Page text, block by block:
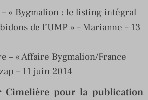
– « Bygmalion : le listing intégral
de l’UMP » – Marianne – 13
– « Affaire Bygmalion/France
– 11 juin 2014
Cimelière pour la publication